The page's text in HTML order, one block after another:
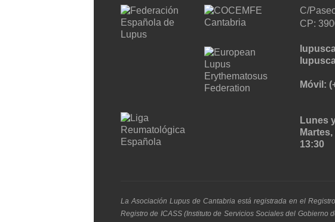
C/
CP:
Móvil:
Lunes
13:30
La Asociación Lupus de Cantabria está registrada en el
Registro de ICASS (Instituto de Servicios Sociales del